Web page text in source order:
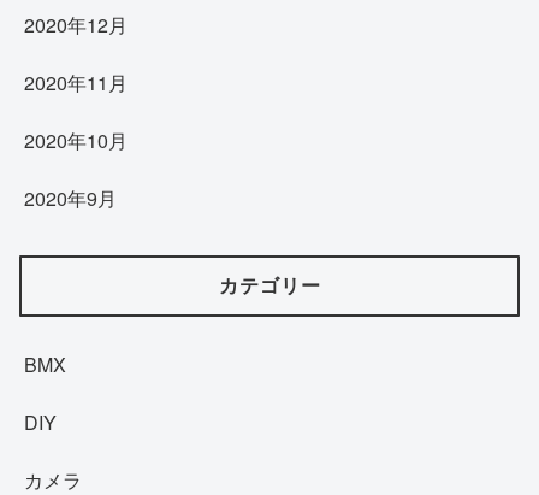
2020年12月
2020年11月
2020年10月
2020年9月
カテゴリー
BMX
DIY
カメラ